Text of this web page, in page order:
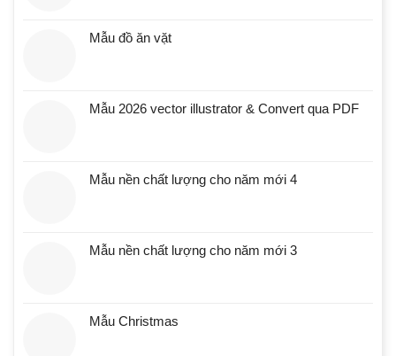
Mẫu đồ ăn vặt
Mẫu 2026 vector illustrator & Convert qua PDF
Mẫu nền chất lượng cho năm mới 4
Mẫu nền chất lượng cho năm mới 3
Mẫu Christmas